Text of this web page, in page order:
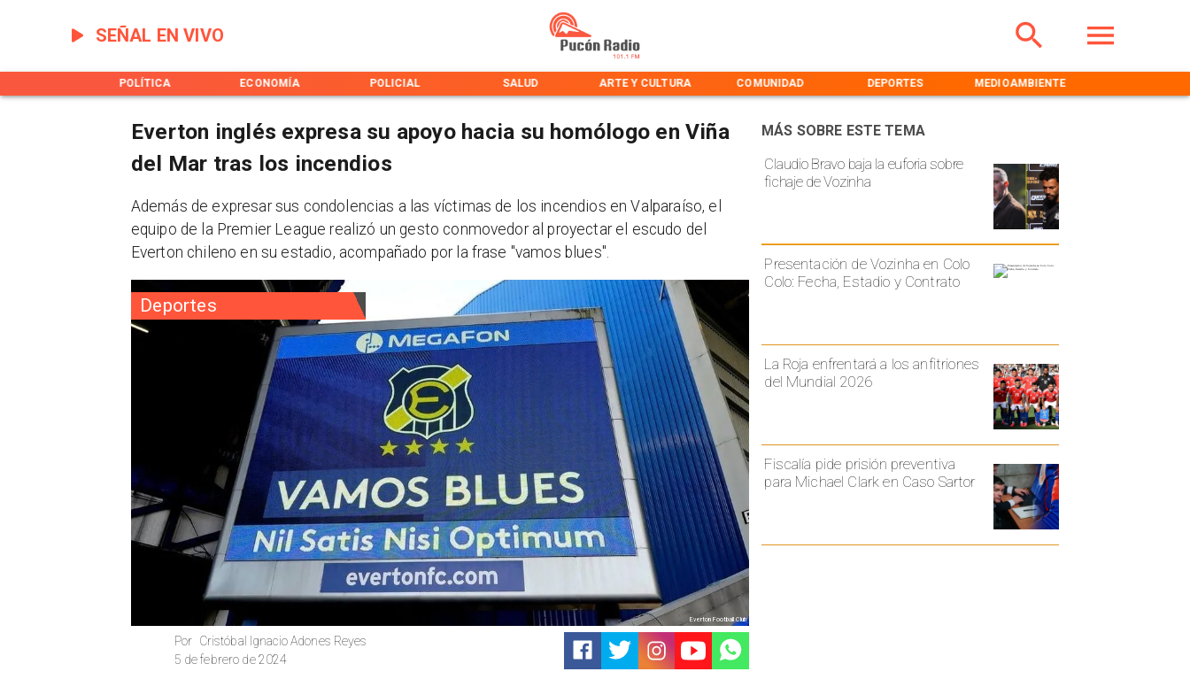
SEÑAL EN VIVO
POLÍTICA ECONOMÍA POLICIAL SALUD ARTE Y CULTURA COMUNIDAD DEPORTES MEDIOAMBIENTE
Deportes
Cristóbal Ignacio Adones Reyes
Por
5 de febrero de 2024
Everton Football Club
Claudio Bravo baja la euforia sobre
fichaje de Vozinha
Presentación de Vozinha en Colo
Colo: Fecha, Estadio y Contrato
La Roja enfrentará a los anfitriones
del Mundial 2026
Fiscalía pide prisión preventiva
para Michael Clark en Caso Sartor
MÁS SOBRE ESTE TEMA
Everton inglés expresa su apoyo hacia su homólogo en Viña
del Mar tras los incendios
Además de expresar sus condolencias a las víctimas de los incendios en Valparaíso, el
equipo de la Premier League realizó un gesto conmovedor al proyectar el escudo del
Everton chileno en su estadio, acompañado por la frase "vamos blues".